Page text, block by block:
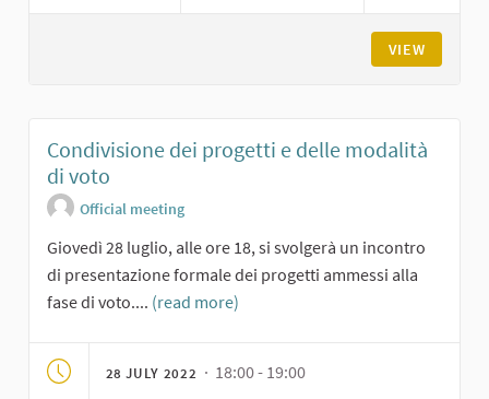
VIEW
Condivisione dei progetti e delle modalità
di voto
Official meeting
Giovedì 28 luglio, alle ore 18, si svolgerà un incontro
di presentazione formale dei progetti ammessi alla
fase di voto.... (read more)
28 JULY 2022 · 18:00 - 19:00